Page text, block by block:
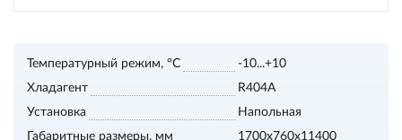
Температурный режим, °С
-10...+10
Хладагент
R404A
Установка
Напольная
Габаритные размеры, мм
1700х760х11400